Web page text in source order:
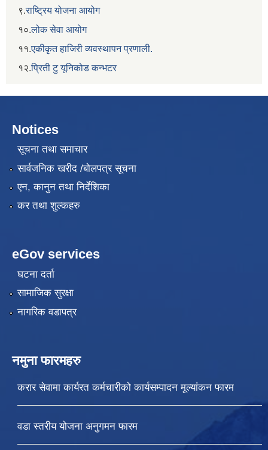
९.राष्ट्रिय योजना आयोग
१०.लोक सेवा आयोग
११.एकीकृत हाजिरी व्यवस्थापन प्रणाली.
१२.प्रिती टु यूनिकोड कन्भटर
Notices
सूचना तथा समाचार
सार्वजनिक खरीद /बोलपत्र सूचना
एन, कानुन तथा निर्देशिका
कर तथा शुल्कहरु
eGov services
घटना दर्ता
सामाजिक सुरक्षा
नागरिक वडापत्र
नमुना फारमहरु
करार सेवामा कार्यरत कर्मचारीको कार्यसम्पादन मूल्यांकन फारम
वडा स्तरीय योजना अनुगमन फारम